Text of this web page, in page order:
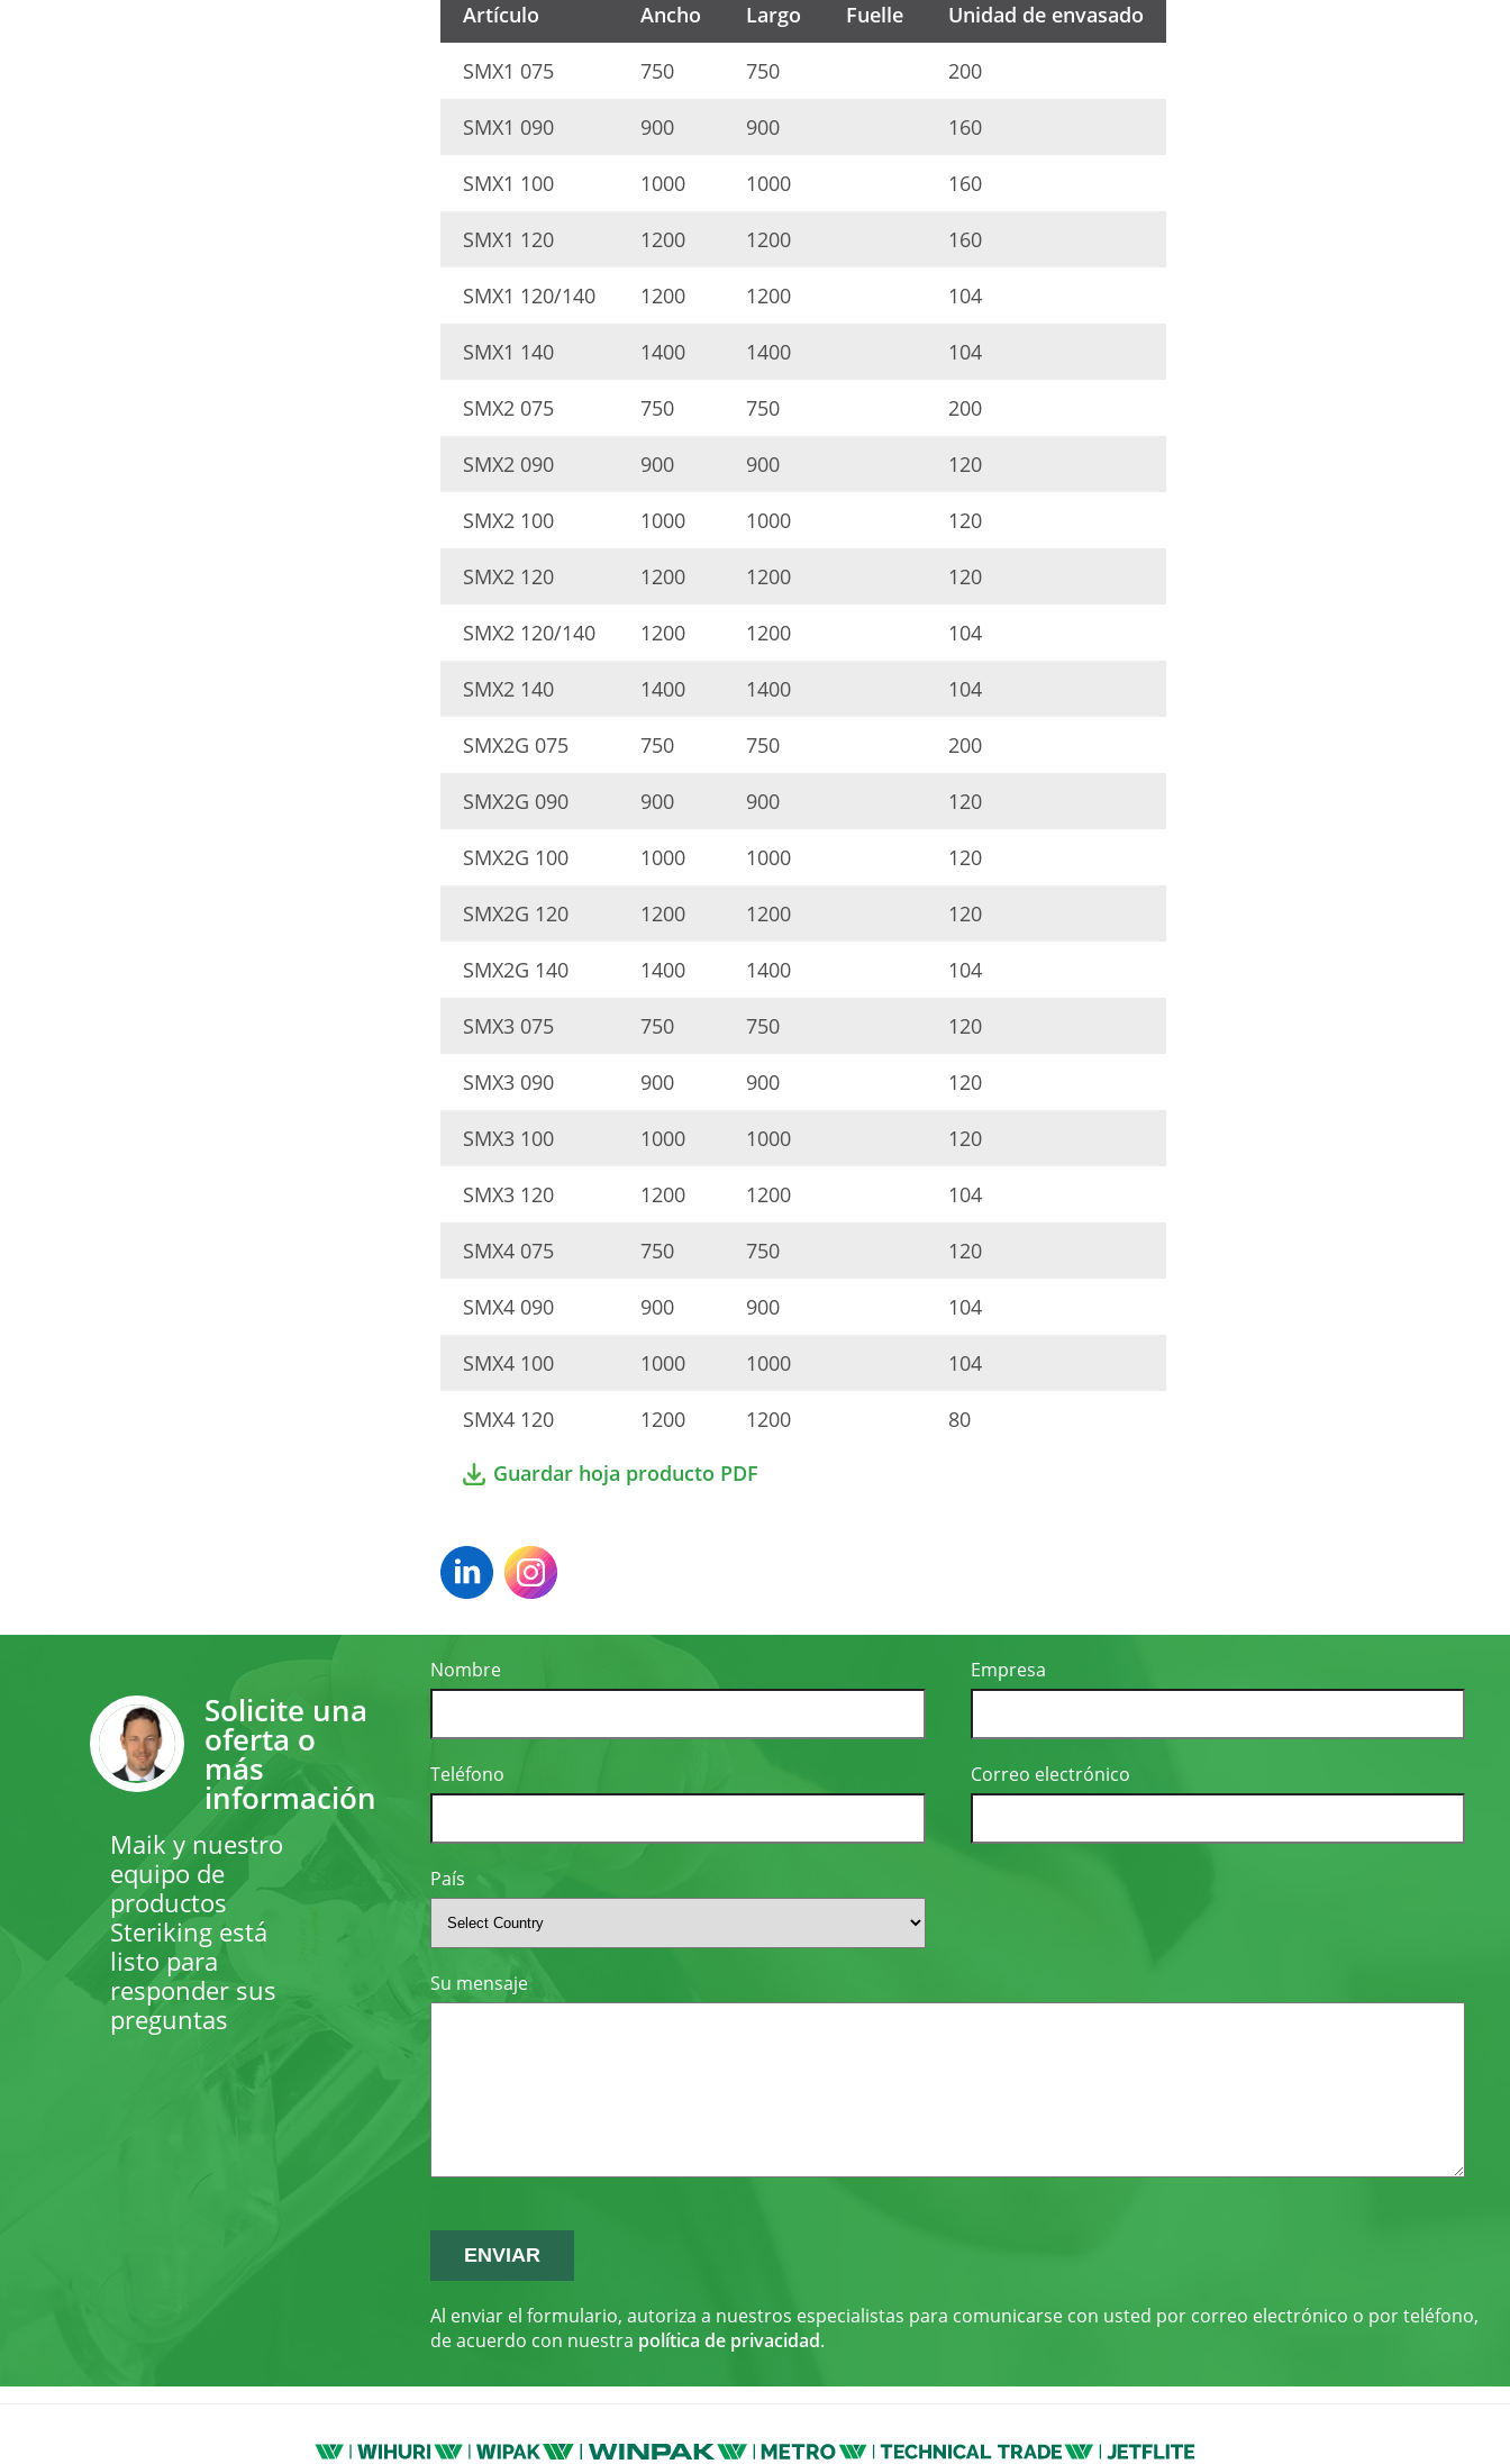
Artículo Ancho Largo Fuelle Unidad de envasado
SMX1 075 750 750 200
SMX1 090 900 900 160
SMX1 100 1000 1000 160
SMX1 120 1200 1200 160
SMX1 120/140 1200 1200 104
SMX1 140 1400 1400 104
SMX2 075 750 750 200
SMX2 090 900 900 120
SMX2 100 1000 1000 120
SMX2 120 1200 1200 120
SMX2 120/140 1200 1200 104
SMX2 140 1400 1400 104
SMX2G 075 750 750 200
SMX2G 090 900 900 120
SMX2G 100 1000 1000 120
SMX2G 120 1200 1200 120
SMX2G 140 1400 1400 104
SMX3 075 750 750 120
SMX3 090 900 900 120
SMX3 100 1000 1000 120
SMX3 120 1200 1200 104
SMX4 075 750 750 120
SMX4 090 900 900 104
SMX4 100 1000 1000 104
SMX4 120 1200 1200
80
Guardar hoja producto PDF
Solicite una
oferta o
más
información
Maik y nuestro
equipo de
productos
Steriking está
listo para
responder sus
preguntas
Nombre Empresa
Teléfono Correo electrónico
País
Su mensaje
Al enviar el formulario, autoriza a nuestros especialistas para comunicarse con usted por correo electrónico o por teléfono,
de acuerdo con nuestra política de privacidad.